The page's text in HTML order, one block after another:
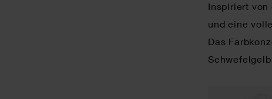
Inspiriert von
und eine
Das